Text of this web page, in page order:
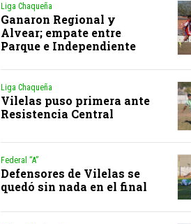
Liga Chaqueña
Ganaron Regional y
Alvear; empate entre
Parque e Independiente
Liga Chaqueña
Vilelas puso primera ante
Resistencia Central
Federal “A”
Defensores de Vilelas se
quedó sin nada en el final